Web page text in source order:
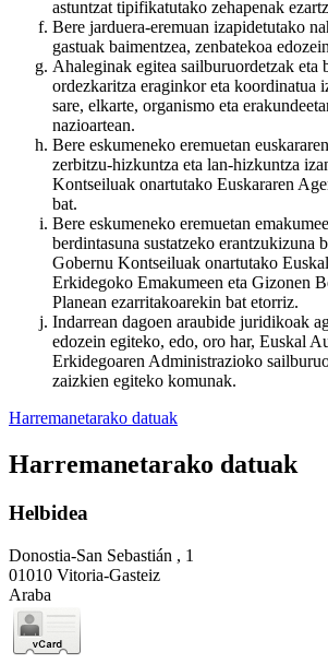
astuntzat tipifikatutako zehapenak
Bere jarduera-eremuan izapidetutako
gastuak baimentzea, zenbatekoa
Ahaleginak egitea sailburuordetzak eta
ordezkaritza eraginkor eta koordinatua
sare, elkarte, organismo eta
nazioartean.
Bere eskumeneko eremuetan
zerbitzu-hizkuntza eta lan-hizkuntza
Kontseiluak onartutako Euskararen
bat.
Bere eskumeneko eremuetan
berdintasuna sustatzeko erantzukizuna
Gobernu Kontseiluak onartutako
Erkidegoko Emakumeen eta Gizonen
Planean ezarritakoarekin bat etorriz.
Indarrean dagoen araubide juridikoak
edozein egiteko, edo, oro har, Euskal
Erkidegoaren Administrazioko
zaizkien egiteko komunak.
Harremanetarako datuak
Harremanetarako datuak
Helbidea
Donostia-San Sebastián , 1
01010 Vitoria-Gasteiz
Araba